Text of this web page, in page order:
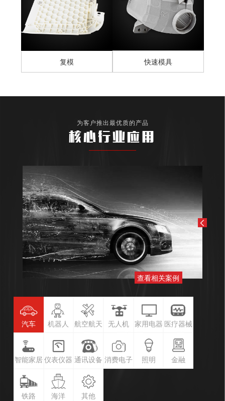
复模 快速模具
为客户推出最优质的产品
核心行业应用
查看相关案例
汽车 机器人 航空航天 无人机 家用电器 医疗器械
智能家居 仪表仪器 通讯设备 消费电子 照明 金融
铁路 海洋 其他